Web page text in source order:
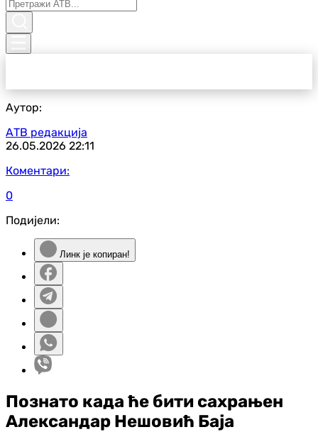
Аутор:
АТВ редакција
26.05.2026 22:11
Коментари:
0
Подијели:
Линк је копиран!
Познато када ће бити сахрањен
Александар Нешовић Баја